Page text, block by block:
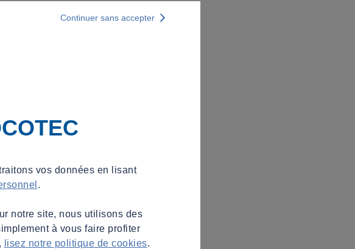
vos données en lisant
.
notre site, nous utilisons des
à vous faire profiter
lisez notre politique de cookies.
Continuer sans accepter